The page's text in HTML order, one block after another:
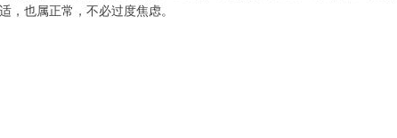
，也属正常，不必过度焦虑。